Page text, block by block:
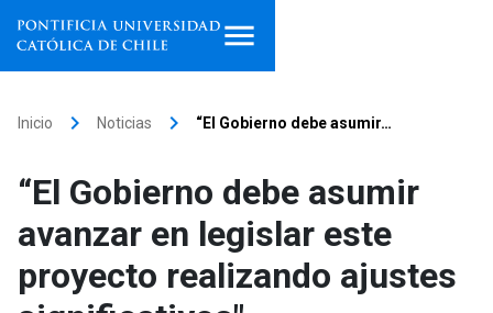
Facultades, escuelas e
institutos
Investigación
Inicio keyboard_arrow_right Noticias keyboard_arrow_right “El Gobierno debe asumir…
“El Gobierno debe asumir
avanzar en legislar este
proyecto realizando ajustes